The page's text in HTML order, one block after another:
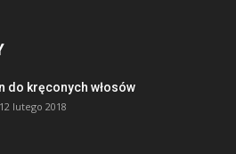
do kręconych włosów
12 lutego 2018